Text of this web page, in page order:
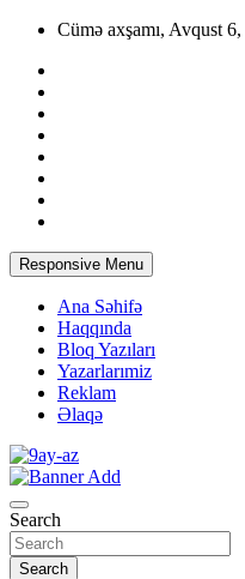
Skip
content
Cümə axşamı, Avqust
Responsive Menu
Ana Səhifə
Haqqında
Bloq Yazıları
Yazarlarımiz
Reklam
Əlaqə
9AY.az
Search
Search